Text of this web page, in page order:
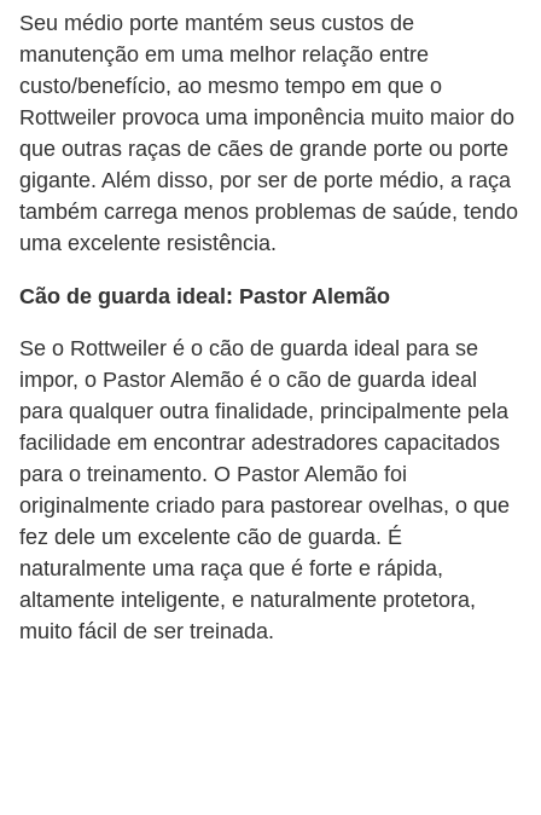
Seu médio porte mantém seus custos de
manutenção em uma melhor relação entre
custo/benefício, ao mesmo tempo em que o
Rottweiler provoca uma imponência muito maior do
que outras raças de cães de grande porte ou porte
gigante. Além disso, por ser de porte médio, a raça
também carrega menos problemas de saúde, tendo
uma excelente resistência.
Cão de guarda ideal: Pastor Alemão
Se o Rottweiler é o cão de guarda ideal para se
impor, o Pastor Alemão é o cão de guarda ideal
para qualquer outra finalidade, principalmente pela
facilidade em encontrar adestradores capacitados
para o treinamento. O Pastor Alemão foi
originalmente criado para pastorear ovelhas, o que
fez dele um excelente cão de guarda. É
naturalmente uma raça que é forte e rápida,
altamente inteligente, e naturalmente protetora,
muito fácil de ser treinada.